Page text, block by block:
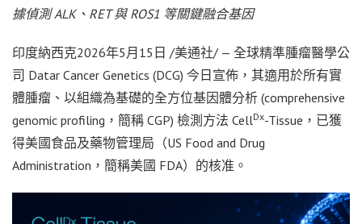
據偵測 ALK、RET 與 ROS1 等關鍵融合基因
印度納西克2026年5月15日 /美通社/ — 全球精準腫瘤醫學公
司 Datar Cancer Genetics (DCG) 今日宣佈，其適用於所有實
體腫瘤、以組織為基礎的全方位基因體分析 (comprehensive
genomic profiling，簡稱 CGP) 檢測方法 CellDx-Tissue，已獲
得美國食品及藥物管理局（US Food and Drug
Administration，簡稱美國 FDA）的核准。